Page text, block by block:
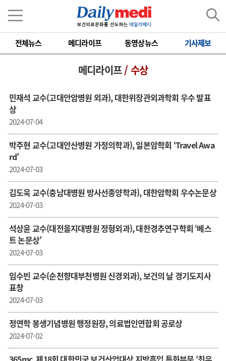
전체뉴스 메디라이프 동영상뉴스 기사제보
메디라이프/ 수상
민재석 교수(고대안암병원 외과), 대한위장관외과학회 우수 발표
상
2024-07-04
박주현 교수(고대안산병원 가정의학과), 일본암학회 ‘Travel Awa
rd’
2024-07-03
김도욱 교수(충남대병원 방사선종양학과), 대한암학회 우수논문상
2024-07-03
석상윤 교수( 대전을지대병원 정형외과), 대한경추연구학회 ‘베스
트 논문상’
2024-07-03
임수빈 교수(순천향대부천병원 신경외과), 보건의 날 경기도지사
표창
2024-07-03
정연학 봉생기념병원 행정원장, 의료법인연합회 공로상
2024-07-02